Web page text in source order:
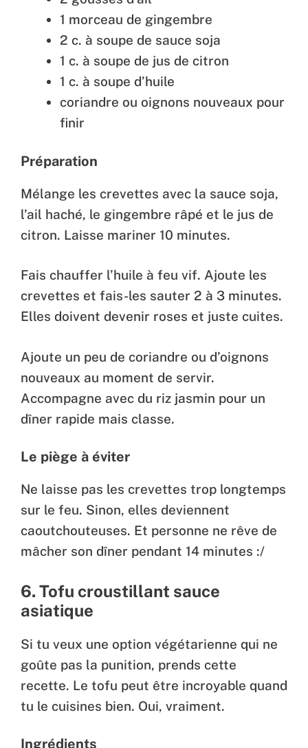
1 morceau de gingembre
2 c. à soupe de sauce soja
1 c. à soupe de jus de citron
1 c. à soupe d’huile
coriandre ou oignons nouveaux pour
finir
Préparation
Mélange les crevettes avec la sauce soja,
l’ail haché, le gingembre râpé et le jus de
citron. Laisse mariner 10 minutes.
Fais chauffer l’huile à feu vif. Ajoute les
crevettes et fais-les sauter 2 à 3 minutes.
Elles doivent devenir roses et juste cuites.
Ajoute un peu de coriandre ou d’oignons
nouveaux au moment de servir.
Accompagne avec du riz jasmin pour un
dîner rapide mais classe.
Le piège à éviter
Ne laisse pas les crevettes trop longtemps
sur le feu. Sinon, elles deviennent
caoutchouteuses. Et personne ne rêve de
mâcher son dîner pendant 14 minutes :/
6. Tofu croustillant sauce
asiatique
Si tu veux une option végétarienne qui ne
goûte pas la punition, prends cette
recette. Le tofu peut être incroyable quand
tu le cuisines bien. Oui, vraiment.
Ingrédients